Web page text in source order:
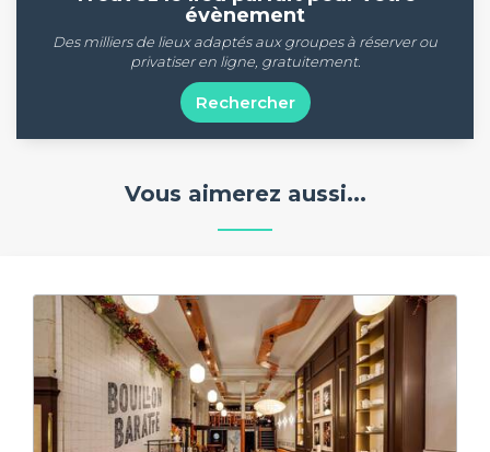
évènement
Des milliers de lieux adaptés aux groupes à réserver ou
privatiser en ligne, gratuitement.
Rechercher
Vous aimerez aussi...